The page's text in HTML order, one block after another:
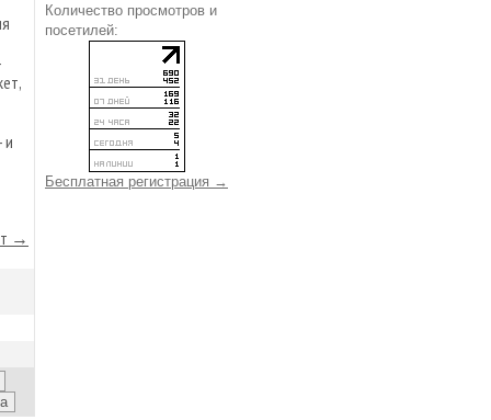
и
→
Количество просмотров и
посетилей:
Бесплатная регистрация →